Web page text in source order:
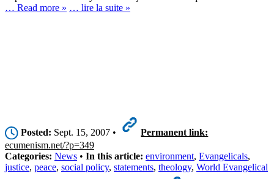
… Read more » … lire la suite »
Posted: Sept. 15, 2007 •
Permanent link:
ecumenism.net/?p=349
Categories: News • In this article: environment, Evangelicals,
justice, peace, social policy, statements, theology, World Evangelical